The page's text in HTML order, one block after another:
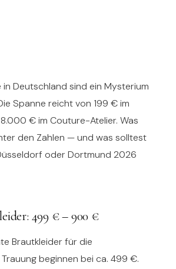
Deutschland sind ein Mysterium
Spanne reicht von 199 € im
€ im Couture-Atelier. Was
den Zahlen — und was solltest
oder Dortmund 2026
499 € – 900 €
Brautkleider für die
beginnen bei ca. 499 €.